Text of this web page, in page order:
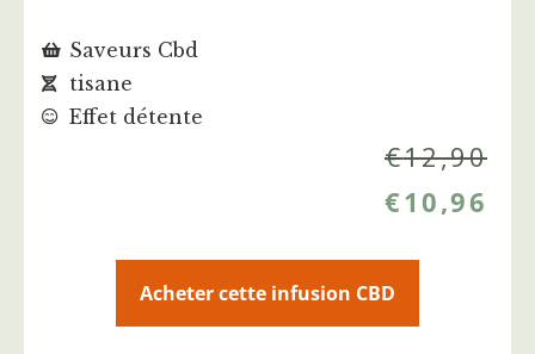
Saveurs Cbd
tisane
Effet détente
€12,90
€10,96
Acheter cette infusion CBD